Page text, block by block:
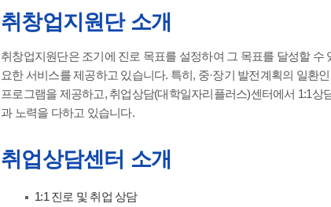
취창업지원단 소개
취창업지원단은 조기에 진로 목표를 설정하여 그 목표를 달성할
요한 서비스를 제공하고 있습니다. 특히, 중·장기 발전계획의 일환
프로그램을 제공하고, 취업상담(대학일자리플러스)센터에서 1:1
과 노력을 다하고 있습니다.
취업상담센터 소개
1:1 진로 및 취업 상담